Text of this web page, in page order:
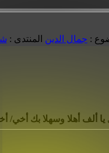
: جمال الدين المنتدى :
يا ألف أهلا وسهلا بك أخي/